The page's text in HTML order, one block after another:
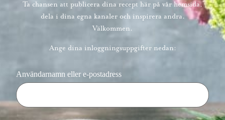
Ta chansen att publicera dina recept här på vår hemsida,
dela i dina egna kanaler och inspirera andra.
Välkommen.
Ange dina inloggningsuppgifter nedan:
Användarnamn eller e-postadress